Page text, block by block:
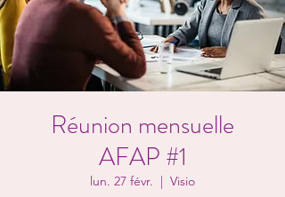
Réunion mensuelle
AFAP #1
lun. 27 févr.
  |
Visio